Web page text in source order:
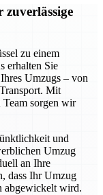
zu einem
erhalten Sie
Umzugs – von
Mit
Team sorgen wir
und
Umzug
an Ihre
dass Ihr Umzug
abgewickelt wird.